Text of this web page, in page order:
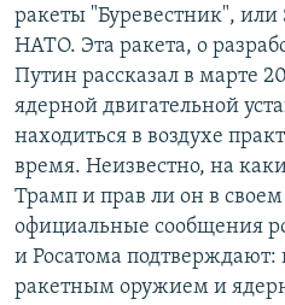
ракеты "Буревестник",
НАТО. Эта ракета, о
Путин рассказал в марте
ядерной двигательной
находиться в воздухе
время. Неизвестно, на
Трамп и прав ли он в
официальные сообщения
и Росатома подтверждают:
ракетным оружием и